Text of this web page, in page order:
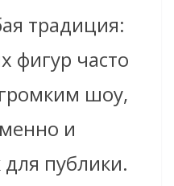
традиция:
фигур часто
шоу,
и
для публики.